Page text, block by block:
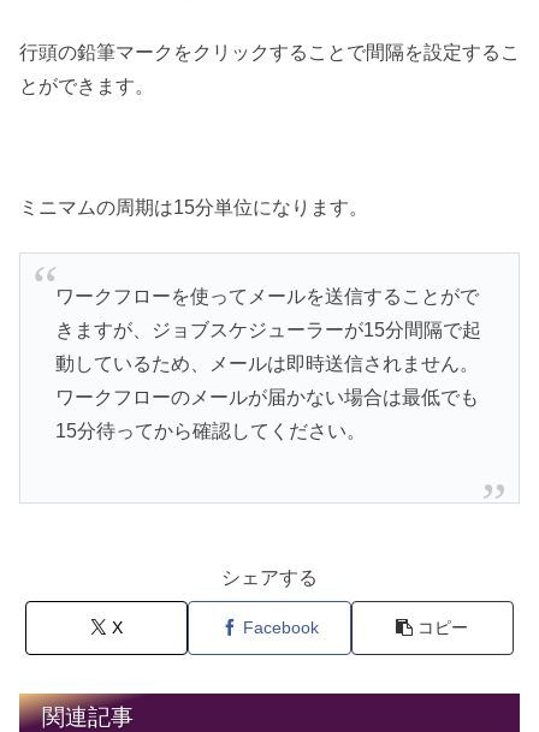
行頭の鉛筆マークをクリックすることで間隔を設定するこ
とができます。
ミニマムの周期は15分単位になります。
ワークフローを使ってメールを送信することがで
きますが、ジョブスケジューラーが15分間隔で起
動しているため、メールは即時送信されません。
ワークフローのメールが届かない場合は最低でも
15分待ってから確認してください。
シェアする
X Facebook コピー
関連記事